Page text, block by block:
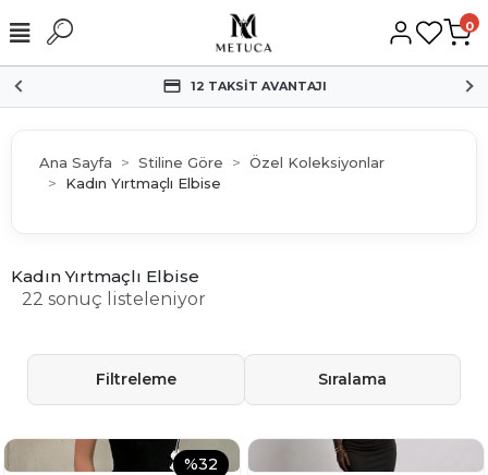
0
12 TAKSİT AVANTAJI
Ana Sayfa Stiline Göre
Özel Koleksiyonlar
Kadın Yırtmaçlı Elbise
Kadın Yırtmaçlı Elbise
22 sonuç listeleniyor
Filtreleme Sıralama
%32